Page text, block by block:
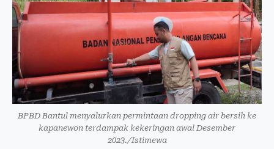
BPBD Bantul menyalurkan permintaan dropping air bersih ke
kapanewon terdampak kekeringan awal Desember
2023./Istimewa